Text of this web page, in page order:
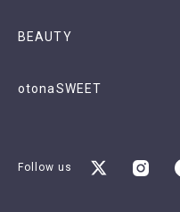
BEAUTY
otonaSWEET
Follow us